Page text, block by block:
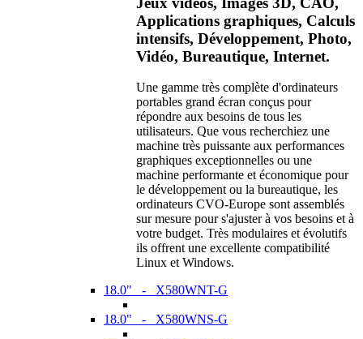
Applications graphiques, Calculs
intensifs, Développement, Photo,
Vidéo, Bureautique, Internet.
Une gamme très complète d'ordinateurs
portables grand écran conçus pour
répondre aux besoins de tous les
utilisateurs. Que vous recherchiez une
machine très puissante aux performances
graphiques exceptionnelles ou une
machine performante et économique pour
le développement ou la bureautique, les
ordinateurs CVO-Europe sont assemblés
sur mesure pour s'ajuster à vos besoins et à
votre budget. Très modulaires et évolutifs
ils offrent une excellente compatibilité
Linux et Windows.
18.0" - X580WNT-G
18.0" - X580WNS-G